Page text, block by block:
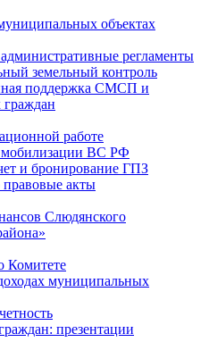
объектах
регламенты
земельный контроль
поддержка СМСП и
граждан
работе
мобилизации ВС РФ
и бронирование ГПЗ
акты
Слюдянского
Комитете
муниципальных
презентации